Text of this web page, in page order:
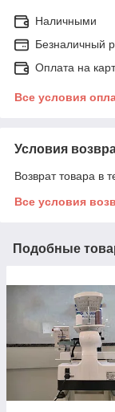
Наличными
Безналичный
Оплата на
Все условия
Условия
Возврат товара в
Все условия
Подобные